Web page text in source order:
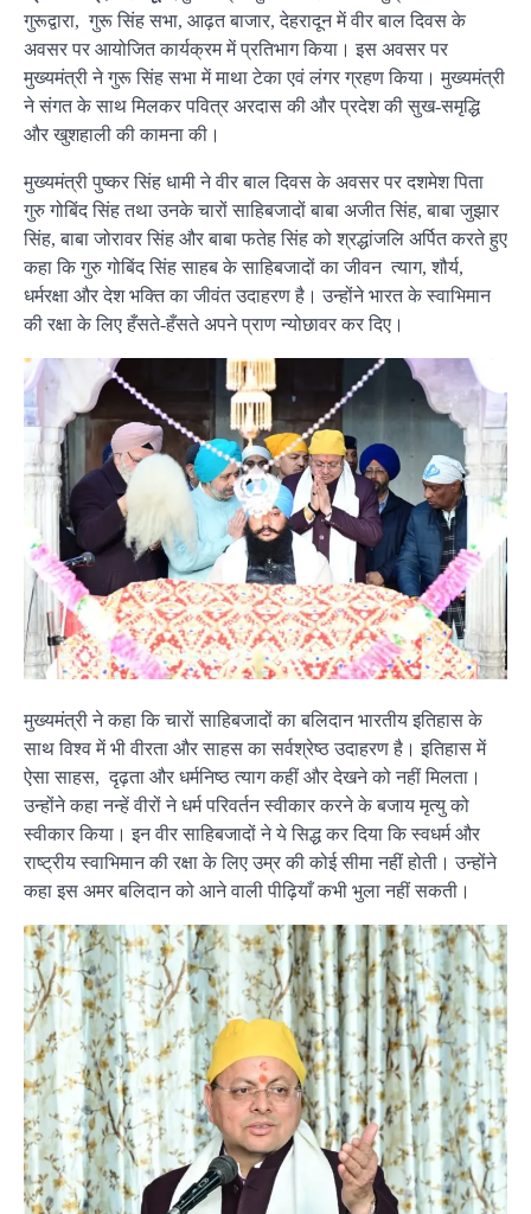
गुरूद्वारा, गुरू सिंह सभा, आढ़त बाजार, देहरादून में वीर बाल दिवस के
अवसर पर आयोजित कार्यक्रम में प्रतिभाग किया। इस अवसर पर
मुख्यमंत्री ने गुरू सिंह सभा में माथा टेका एवं लंगर ग्रहण किया। मुख्यमंत्री
ने संगत के साथ मिलकर पवित्र अरदास की और प्रदेश की सुख-समृद्धि
और खुशहाली की कामना की।
मुख्यमंत्री पुष्कर सिंह धामी ने वीर बाल दिवस के अवसर पर दशमेश पिता
गुरु गोबिंद सिंह तथा उनके चारों साहिबजादों बाबा अजीत सिंह, बाबा जुझार
सिंह, बाबा जोरावर सिंह और बाबा फतेह सिंह को श्रद्धांजलि अर्पित करते हुए
कहा कि गुरु गोबिंद सिंह साहब के साहिबजादों का जीवन त्याग, शौर्य,
धर्मरक्षा और देश भक्ति का जीवंत उदाहरण है। उन्होंने भारत के स्वाभिमान
की रक्षा के लिए हँसते-हँसते अपने प्राण न्योछावर कर दिए।
मुख्यमंत्री ने कहा कि चारों साहिबजादों का बलिदान भारतीय इतिहास के
साथ विश्व में भी वीरता और साहस का सर्वश्रेष्ठ उदाहरण है। इतिहास में
ऐसा साहस, दृढ़ता और धर्मनिष्ठ त्याग कहीं और देखने को नहीं मिलता।
उन्होंने कहा नन्हें वीरों ने धर्म परिवर्तन स्वीकार करने के बजाय मृत्यु को
स्वीकार किया। इन वीर साहिबजादों ने ये सिद्ध कर दिया कि स्वधर्म और
राष्ट्रीय स्वाभिमान की रक्षा के लिए उम्र की कोई सीमा नहीं होती। उन्होंने
कहा इस अमर बलिदान को आने वाली पीढ़ियाँ कभी भुला नहीं सकती।